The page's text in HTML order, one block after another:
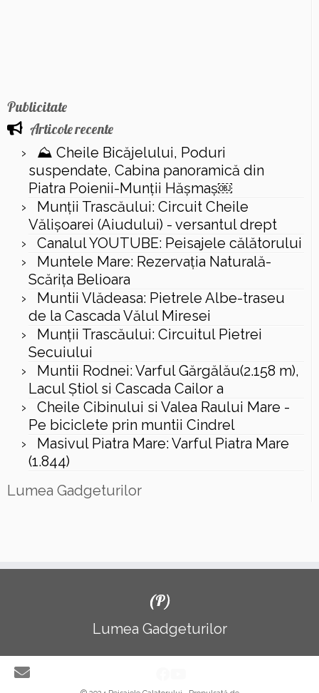
Publicitate
Articole recente
⛰️ Cheile Bicăjelului, Poduri
suspendate, Cabina panoramică din
Piatra Poienii-Munții Hășmaș￼
Munții Trascăului: Circuit Cheile
Vălișoarei (Aiudului) - versantul drept
Canalul YOUTUBE: Peisajele călătorului
Muntele Mare: Rezervaţia Naturală-
Scăriţa Belioara
Muntii Vlădeasa: Pietrele Albe-traseu
de la Cascada Vălul Miresei
Munții Trascăului: Circuitul Pietrei
Secuiului
Muntii Rodnei: Varful Gărgălău(2.158 m),
Lacul Ştiol si Cascada Cailor a
Cheile Cibinului si Valea Raului Mare -
Pe biciclete prin muntii Cindrel
Masivul Piatra Mare: Varful Piatra Mare
(1.844)
Lumea Gadgeturilor
(P)
Lumea Gadgeturilor